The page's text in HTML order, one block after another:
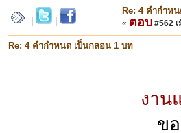
Re: 4 คำกำห
« ตอบ #562
Re: 4 คำกำหนด เป็นกลอน 1 บท
งาน
ข